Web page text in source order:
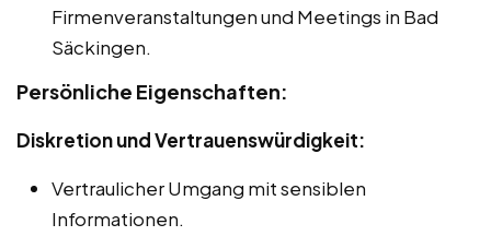
Firmenveranstaltungen und Meetings in Bad
Säckingen.
Persönliche Eigenschaften:
Diskretion und Vertrauenswürdigkeit:
Vertraulicher Umgang mit sensiblen
Informationen.